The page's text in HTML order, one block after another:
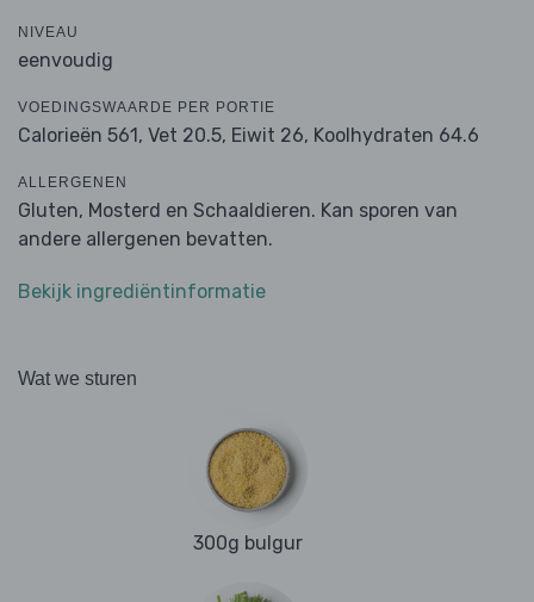
NIVEAU
eenvoudig
VOEDINGSWAARDE PER PORTIE
Calorieën 561, Vet 20.5, Eiwit 26, Koolhydraten 64.6
ALLERGENEN
Gluten, Mosterd en Schaaldieren. Kan sporen van
andere allergenen bevatten.
Bekijk ingrediëntinformatie
Wat we sturen
300g bulgur